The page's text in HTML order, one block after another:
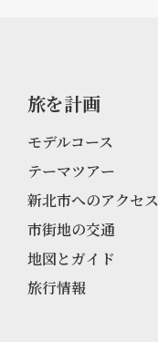
旅を計画
モデルコース
テーマツアー
新北市へのアクセス
市街地の交通
地図とガイド
旅行情報